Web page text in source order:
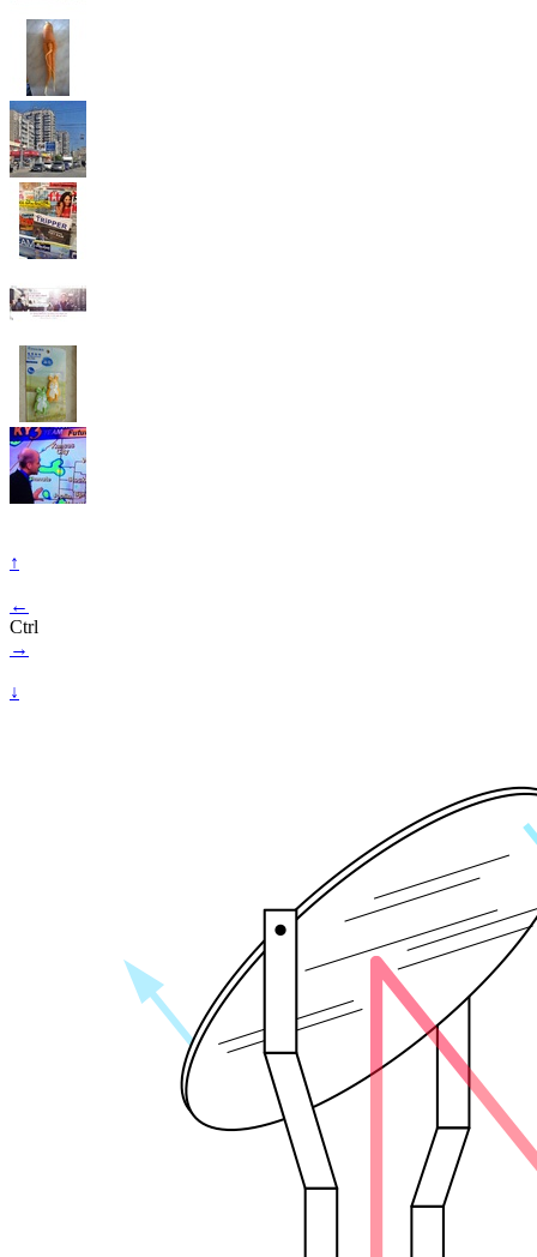
↑
←
Ctrl
→
↓